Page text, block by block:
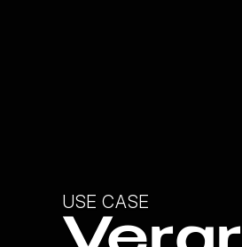
USE CASE